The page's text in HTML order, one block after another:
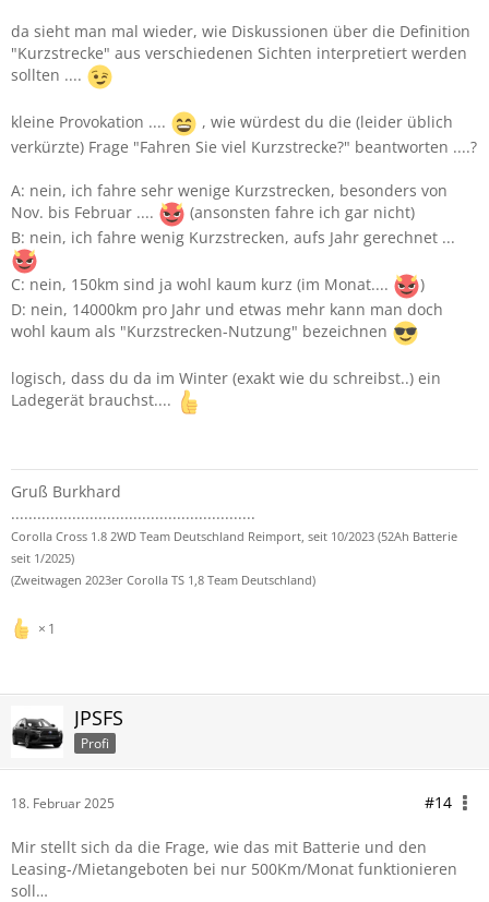
da sieht man mal wieder, wie Diskussionen über die Definition
"Kurzstrecke" aus verschiedenen Sichten interpretiert werden
sollten ....
kleine Provokation ....
, wie würdest du die (leider üblich
verkürzte) Frage "Fahren Sie viel Kurzstrecke?" beantworten ....?
A: nein, ich fahre sehr wenige Kurzstrecken, besonders von
Nov. bis Februar ....
(ansonsten fahre ich gar nicht)
B: nein, ich fahre wenig Kurzstrecken, aufs Jahr gerechnet ...
C: nein, 150km sind ja wohl kaum kurz (im Monat....
)
D: nein, 14000km pro Jahr und etwas mehr kann man doch
wohl kaum als "Kurzstrecken-Nutzung" bezeichnen
logisch, dass du da im Winter (exakt wie du schreibst..) ein
Ladegerät brauchst....
Gruß Burkhard
........................................................
Corolla Cross 1.8 2WD Team Deutschland Reimport, seit 10/2023 (52Ah Batterie
seit 1/2025)
(Zweitwagen 2023er Corolla TS 1,8 Team Deutschland)
1
JPSFS
Profi
18. Februar 2025 #14
Mir stellt sich da die Frage, wie das mit Batterie und den
Leasing-/Mietangeboten bei nur 500Km/Monat funktionieren
soll…